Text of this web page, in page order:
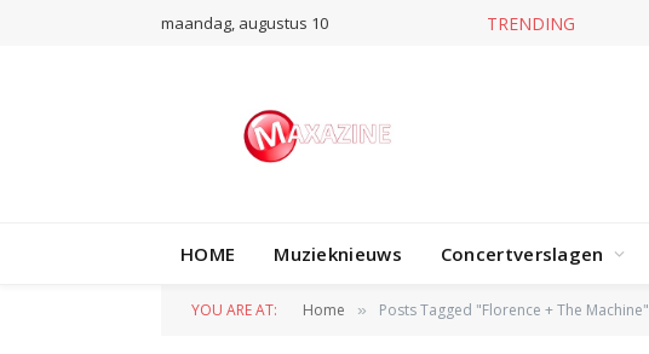
maandag, augustus 10 TRENDING
HOME Muzieknieuws Concertverslagen
YOU ARE AT: Home » Posts Tagged "Florence + The Machine"